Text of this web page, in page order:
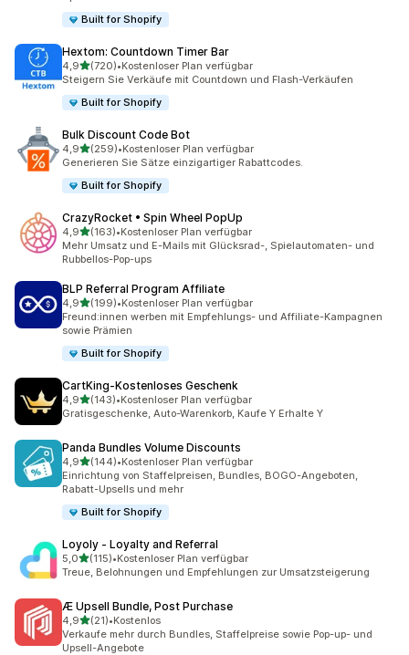
Built for Shopify
Hextom: Countdown Timer Bar
4,9von 5 Sternen
(720)
720 Rezensionen insgesamt
•Kostenloser Plan verfügbar
Steigern Sie Verkäufe mit Countdown und Flash-Verkäufen
Built for Shopify
Bulk Discount Code Bot
4,9von 5 Sternen
(259)
259 Rezensionen insgesamt
•Kostenloser Plan verfügbar
Generieren Sie Sätze einzigartiger Rabattcodes.
Built for Shopify
CrazyRocket • Spin Wheel PopUp
4,9von 5 Sternen
(163)
163 Rezensionen insgesamt
•Kostenloser Plan verfügbar
Mehr Umsatz und E-Mails mit Glücksrad-, Spielautomaten- und
Rubbellos-Pop-ups
BLP Referral Program Affiliate
4,9von 5 Sternen
(199)
199 Rezensionen insgesamt
•Kostenloser Plan verfügbar
Freund:innen werben mit Empfehlungs- und Affiliate-Kampagnen
sowie Prämien
Built for Shopify
CartKing‑Kostenloses Geschenk
4,9von 5 Sternen
(143)
143 Rezensionen insgesamt
•Kostenloser Plan verfügbar
Gratisgeschenke, Auto-Warenkorb, Kaufe Y Erhalte Y
Panda Bundles Volume Discounts
4,9von 5 Sternen
(144)
144 Rezensionen insgesamt
•Kostenloser Plan verfügbar
Einrichtung von Staffelpreisen, Bundles, BOGO-Angeboten,
Rabatt-Upsells und mehr
Built for Shopify
Loyoly ‑ Loyalty and Referral
5,0von 5 Sternen
(115)
115 Rezensionen insgesamt
•Kostenloser Plan verfügbar
Treue, Belohnungen und Empfehlungen zur Umsatzsteigerung
Æ Upsell Bundle, Post Purchase
4,9von 5 Sternen
(21)
21 Rezensionen insgesamt
•Kostenlos
Verkaufe mehr durch Bundles, Staffelpreise sowie Pop-up- und
Upsell-Angebote